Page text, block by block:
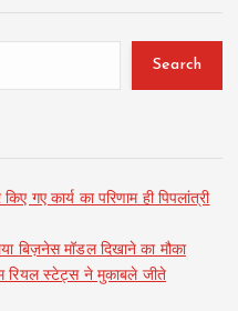
Search
गए कार्य का परिणाम ही पिपलांत्री
बिज़नेस मॉडल दिखाने का मौका
रियल स्टेट्स ने मुकाबले जीते